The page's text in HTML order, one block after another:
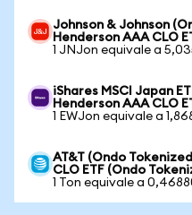
Johnson & Johnson
Henderson AAA CLO
1 JNJon equivale a
iShares MSCI Japan
Henderson AAA CLO
1 EWJon equivale a
AT&T (Ondo
CLO ETF (Ondo
1 Ton equivale a